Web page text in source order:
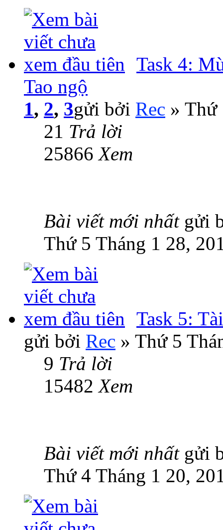
Task 4:
Tao ngộ
1, 2, 3gửi bởi Rec » Thứ
21 Trả lời
25866Xem
Bài viết mới nhất gửi
Thứ 5 Tháng 1 28,
Task 5:
gửi bởi Rec » Thứ 5
9 Trả lời
15482Xem
Bài viết mới nhất gửi
Thứ 4 Tháng 1 20,